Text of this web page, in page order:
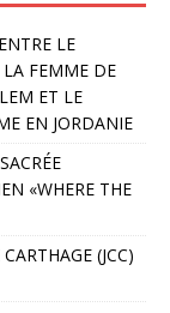
LE
FEMME DE
ET LE
EN JORDANIE
«WHERE THE
(JCC)